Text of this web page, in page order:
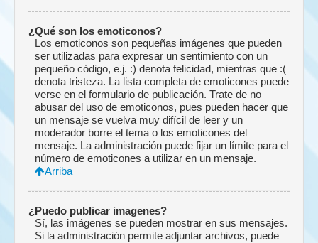
¿Qué son los emoticonos?
Los emoticonos son pequeñas imágenes que pueden
ser utilizadas para expresar un sentimiento con un
pequeño código, e.j. :) denota felicidad, mientras que :(
denota tristeza. La lista completa de emoticones puede
verse en el formulario de publicación. Trate de no
abusar del uso de emoticonos, pues pueden hacer que
un mensaje se vuelva muy difícil de leer y un
moderador borre el tema o los emoticones del
mensaje. La administración puede fijar un límite para el
número de emoticones a utilizar en un mensaje.
Arriba
¿Puedo publicar imagenes?
Sí, las imágenes se pueden mostrar en sus mensajes.
Si la administración permite adjuntar archivos, puede